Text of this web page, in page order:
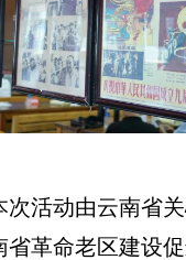
次活动由云南省
省革命老区建设